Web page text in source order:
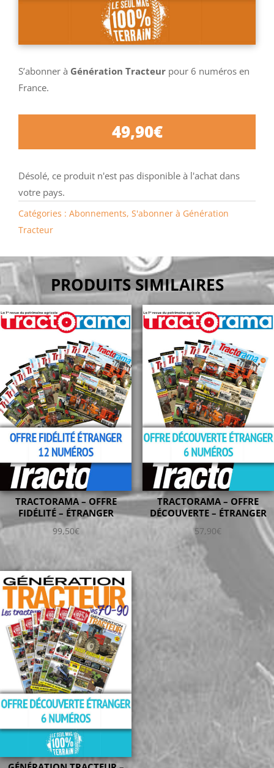
S’abonner à Génération Tracteur pour 6 numéros en
France.
49,90€
Désolé, ce produit n'est pas disponible à l'achat dans
votre pays.
Catégories : Abonnements, S'abonner à Génération
Tracteur
PRODUITS SIMILAIRES
TRACTORAMA – OFFRE
FIDÉLITÉ – ÉTRANGER
99,50€
TRACTORAMA – OFFRE
DÉCOUVERTE – ÉTRANGER
57,90€